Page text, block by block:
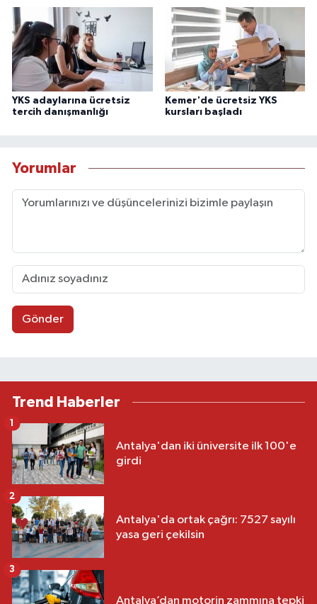
YKS adaylarına ücretsiz
tercih danışmanlığı
Kemer'de ücretsiz YKS
kursları başladı
Yorumlar
Gönder
Trend Haberler
Antalya'dan iki üniversite ilk 100'e
girdi
1
Antalya'da ortak çağrı: 7527 sayılı
yasa geri çekilsin
2
Antalya’dan motorin zammına tepki
3